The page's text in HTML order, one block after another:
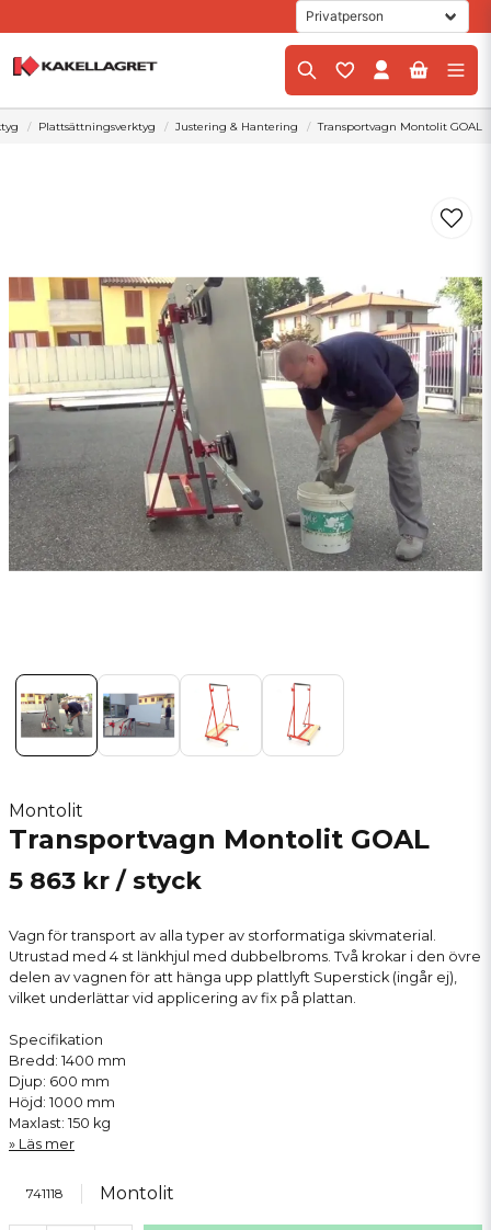
Plattsättningsverktyg Justering & Hantering Transportvagn Montolit GOAL
Montolit
Transportvagn Montolit GOAL
5 863 kr / styck
Vagn för transport av alla typer av storformatiga skivmaterial.
Utrustad med 4 st länkhjul med dubbelbroms. Två krokar i den övre
delen av vagnen för att hänga upp plattlyft Superstick (ingår ej),
vilket underlättar vid applicering av fix på plattan.
Specifikation
Bredd: 1400 mm
Djup: 600 mm
Höjd: 1000 mm
Maxlast: 150 kg
Läs mer
741118 Montolit